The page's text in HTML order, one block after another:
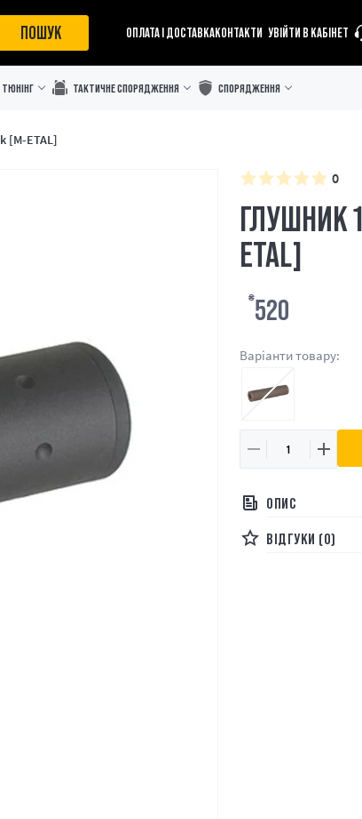
ПОШУК ОПЛАТА І ДОСТАВКАКОНТАКТИ УВІЙТИ В КАБІНЕТ
ТЮНІНГ ТАКТИЧНЕ СПОРЯДЖЕННЯ СПОРЯДЖЕННЯ
[M-ETAL]
0
ГЛУШНИК
ETAL]
₴520
Варіанти товару:
ОПИС
ВІДГУКИ (0)